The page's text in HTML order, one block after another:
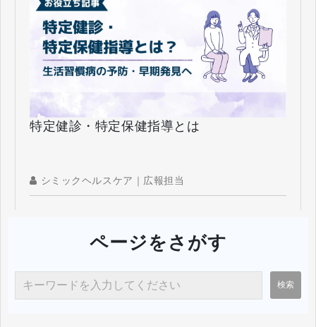
特定健診・特定保健指導とは
シミックヘルスケア｜広報担当
ページをさがす